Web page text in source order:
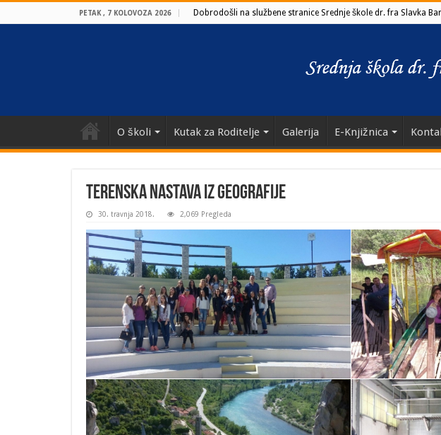
PETAK , 7 KOLOVOZA 2026 Dobrodošli na službene stranice Srednje škole dr. fra Slavka
O školi Kutak za Roditelje Galerija E-Knjižnica
Terenska nastava iz Geografije
30. travnja 2018. 2,069 Pregleda